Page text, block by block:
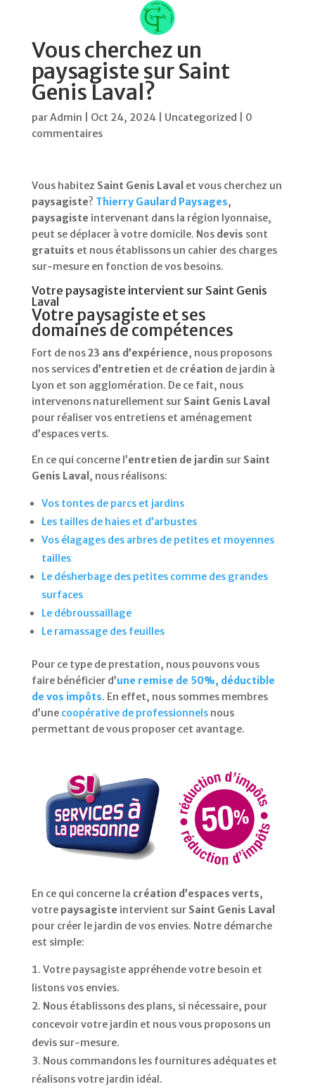
Vous cherchez un
paysagiste sur Saint
Genis Laval?
parAdmin Oct 24, 2024| Uncategorized
0
commentaires
Vous habitez Saint Genis Laval et vous cherchez un
paysagiste? Thierry Gaulard Paysages,
paysagiste intervenant dans la région lyonnaise,
peut se déplacer à votre domicile. Nos devis sont
gratuits et nous établissons un cahier des charges
sur-mesure en fonction de vos besoins.
Votre paysagiste intervient sur Saint Genis
Laval
Votre paysagiste et ses
domaines de compétences
Fort de nos23 ans d’expérience, nous proposons
nos services d’entretien et de création de jardin à
Lyon et son agglomération. De ce fait, nous
intervenons naturellement sur Saint Genis Laval
pour réaliser vos entretiens et aménagement
d’espaces verts.
En ce qui concerne l’entretien de jardin sur Saint
Genis Laval , nous réalisons:
Vos tontes de parcs et jardins
Les tailles de haies et d’arbustes
Vos élagages des arbres de petites et moyennes
tailles
Le désherbage des petites comme des grandes
surfaces
Le débroussaillage
Le ramassage des feuilles
Pour ce type de prestation, nous pouvons vous
faire bénéficier d’une remise de 50%, déductible
de vos impôts. En effet, nous sommes membres
d’une coopérative de professionnelsnous
permettant de vous proposer cet avantage.
En ce qui concerne la création d’espaces verts,
votre paysagiste intervient sur Saint Genis Laval
pour créer le jardin de vos envies. Notre démarche
est simple:
Votre paysagiste appréhende votre besoin et
listons vos envies.
Nous établissons des plans, si nécessaire, pour
concevoir votre jardin et nous vous proposons un
devis sur-mesure.
Nous commandons les fournitures adéquates et
réalisons votre jardin idéal.